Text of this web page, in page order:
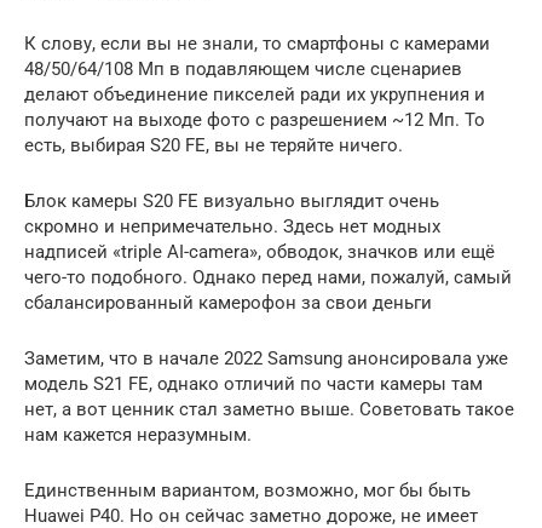
К слову, если вы не знали, то смартфоны с камерами
48/50/64/108 Мп в подавляющем числе сценариев
делают объединение пикселей ради их укрупнения и
получают на выходе фото с разрешением ~12 Мп. То
есть, выбирая S20 FE, вы не теряйте ничего.
Блок камеры S20 FE визуально выглядит очень
скромно и непримечательно. Здесь нет модных
надписей «triple AI-camera», обводок, значков или ещё
чего-то подобного. Однако перед нами, пожалуй, самый
сбалансированный камерофон за свои деньги
Заметим, что в начале 2022 Samsung анонсировала уже
модель S21 FE, однако отличий по части камеры там
нет, а вот ценник стал заметно выше. Советовать такое
нам кажется неразумным.
Единственным вариантом, возможно, мог бы быть
Huawei P40. Но он сейчас заметно дороже, не имеет